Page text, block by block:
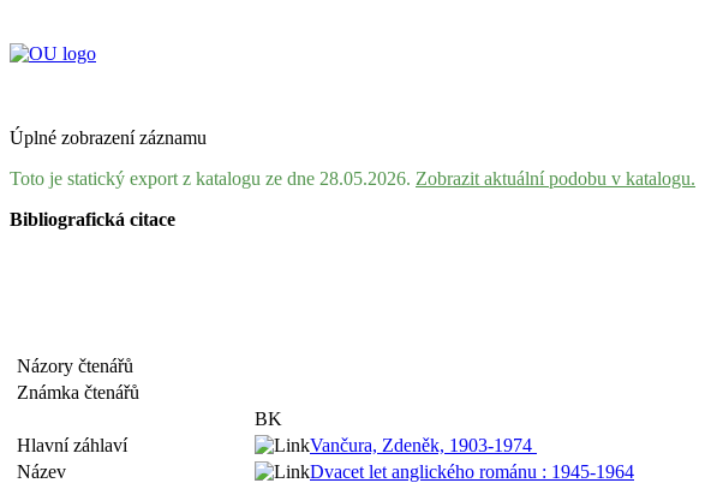
Úplné zobrazení záznamu
Toto je statický export z katalogu ze dne 28.05.2026. Zobrazit aktuální podobu v katalogu.
Bibliografická citace
Názory čtenářů
Známka čtenářů
BK
Hlavní záhlaví
Vančura, Zdeněk, 1903-1974
Název
Dvacet let anglického románu : 1945-1964